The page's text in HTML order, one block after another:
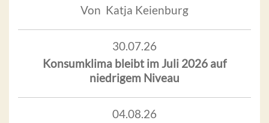
Von Katja Keienburg
30.07.26
Konsumklima bleibt im Juli 2026 auf
niedrigem Niveau
04.08.26